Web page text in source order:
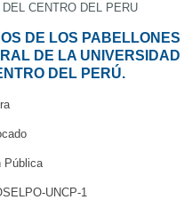
CENTRO DEL PERU
DE LOS PABELLONES
DE LA UNIVERSIDAD
DEL PERÚ.
Pública
UNCP-1